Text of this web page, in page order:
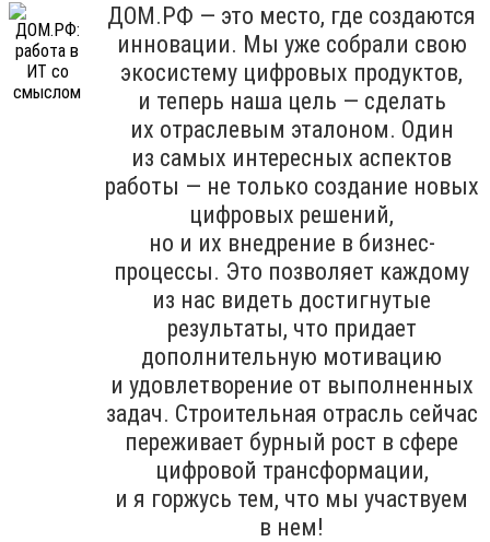
ДОМ.РФ — это место, где создаются
инновации. Мы уже собрали свою
экосистему цифровых продуктов,
и теперь наша цель — сделать
их отраслевым эталоном. Один
из самых интересных аспектов
работы — не только создание новых
цифровых решений,
но и их внедрение в бизнес-
процессы. Это позволяет каждому
из нас видеть достигнутые
результаты, что придает
дополнительную мотивацию
и удовлетворение от выполненных
задач. Строительная отрасль сейчас
переживает бурный рост в сфере
цифровой трансформации,
и я горжусь тем, что мы участвуем
в нем!